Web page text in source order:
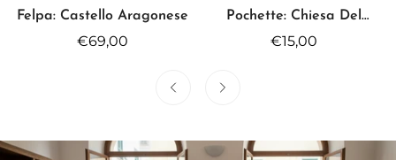
Felpa: Castello Aragonese
Prezzo
€69,00
Pochette: Chiesa Del
Soccorso
Prezzo
€15,00